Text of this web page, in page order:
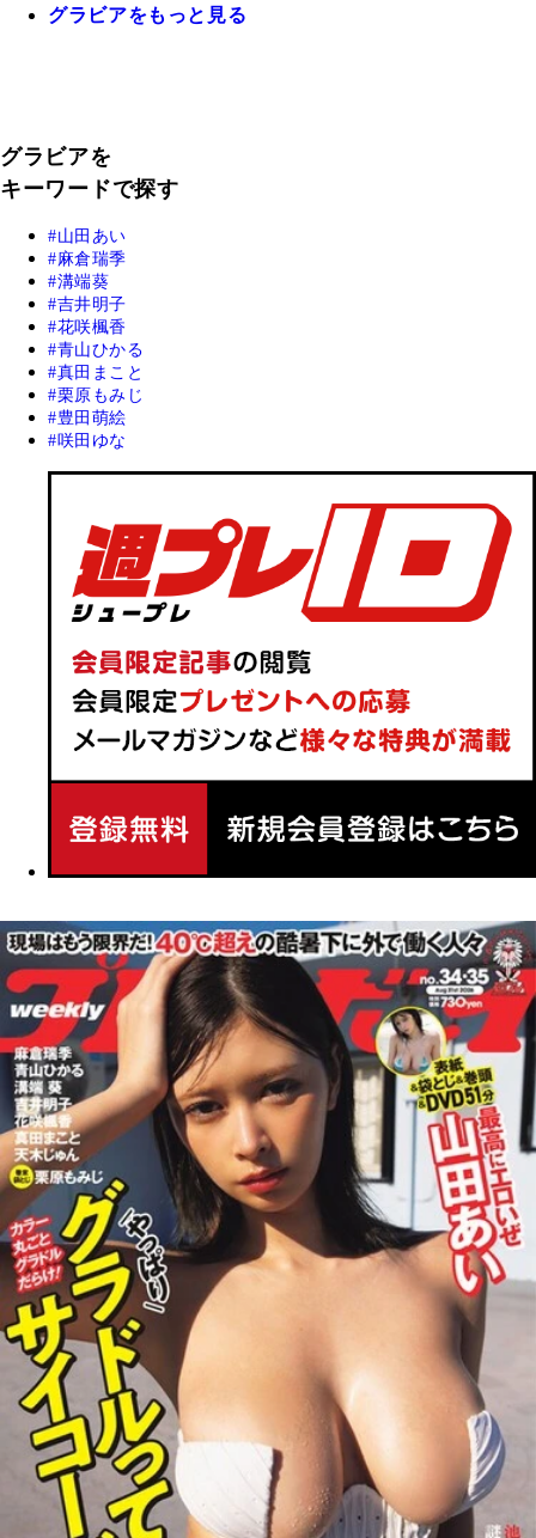
グラビアをもっと見る
グラビアを
キーワードで探す
山田あい
麻倉瑞季
溝端葵
吉井明子
花咲楓香
青山ひかる
真田まこと
栗原もみじ
豊田萌絵
咲田ゆな